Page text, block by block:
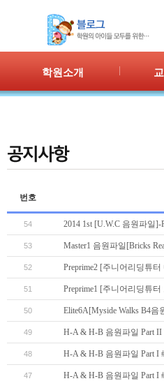
학원소개
학원시설
학원규정
번호
54 2014 1st [U.W.C 음원파일]-
53 Master1 음원파일[Bricks
52 Preprime2 [주니어리딩튜
51 Preprime1 [주니어리딩튜
50 Elite6A[Myside Walks B4음
49 H-A & H-B 음원파일 Part II
48 H-A & H-B 음원파일 Part I
47 H-A & H-B 음원파일 Part I